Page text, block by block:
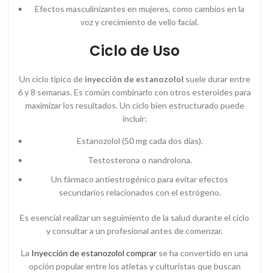
Efectos masculinizantes en mujeres, como cambios en la
voz y crecimiento de vello facial.
Ciclo de Uso
Un ciclo típico de inyección de estanozolol suele durar entre
6 y 8 semanas. Es común combinarlo con otros esteroides para
maximizar los resultados. Un ciclo bien estructurado puede
incluir:
Estanozolol (50 mg cada dos días).
Testosterona o nandrolona.
Un fármaco antiestrogénico para evitar efectos
secundarios relacionados con el estrógeno.
Es esencial realizar un seguimiento de la salud durante el ciclo
y consultar a un profesional antes de comenzar.
La Inyección de estanozolol comprar se ha convertido en una
opción popular entre los atletas y culturistas que buscan